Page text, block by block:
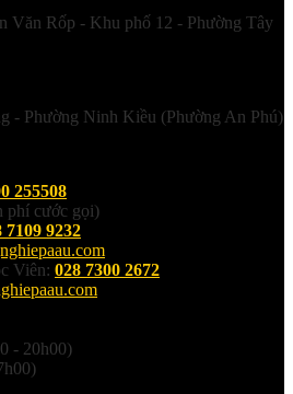
Văn Rốp - Khu phố 12 - Phường Tây
- Phường Ninh Kiều (Phường An Phú)
255508
phí cước gọi)
7109 9232
Viên: 028 7300 2672
- 20h00)